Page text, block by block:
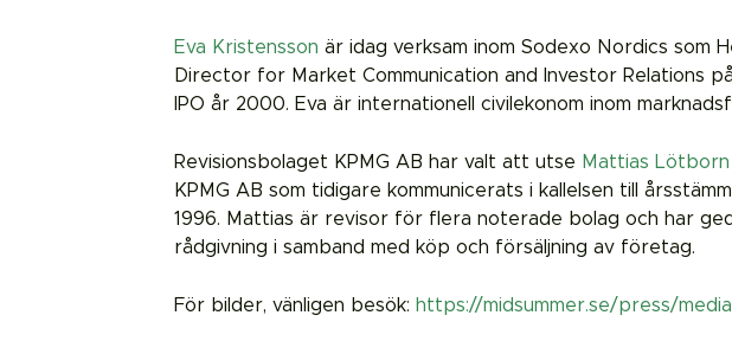
Eva Kristensson är idag verksam inom Sodexo Nordics som
Director for Market Communication and Investor Relations
IPO år 2000. Eva är internationell civilekonom inom
Revisionsbolaget KPMG AB har valt att utse Mattias Lötborn
KPMG AB som tidigare kommunicerats i kallelsen till
1996. Mattias är revisor för flera noterade bolag och har
rådgivning i samband med köp och försäljning av företag.
För bilder, vänligen besök: https://midsummer.se/press/